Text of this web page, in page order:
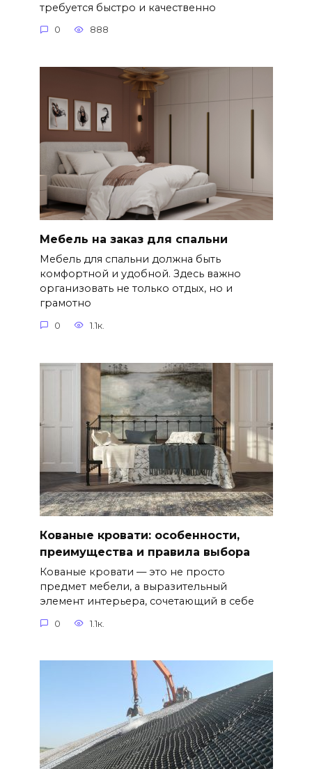
требуется быстро и качественно
0 888
Мебель на заказ для спальни
Мебель для спальни должна быть
комфортной и удобной. Здесь важно
организовать не только отдых, но и
грамотно
0 1.1к.
Кованые кровати: особенности,
преимущества и правила выбора
Кованые кровати — это не просто
предмет мебели, а выразительный
элемент интерьера, сочетающий в себе
0 1.1к.